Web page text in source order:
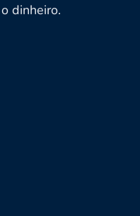
dinheiro.